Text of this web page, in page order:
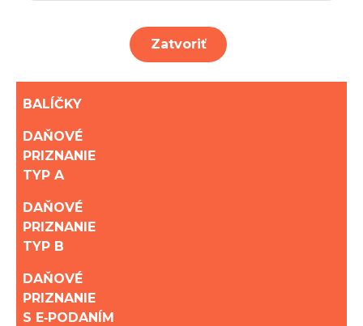
Zatvoriť
BALÍČKY
DAŇOVÉ
PRIZNANIE
TYP A
DAŇOVÉ
PRIZNANIE
TYP B
DAŇOVÉ
PRIZNANIE
S E‑PODANÍM